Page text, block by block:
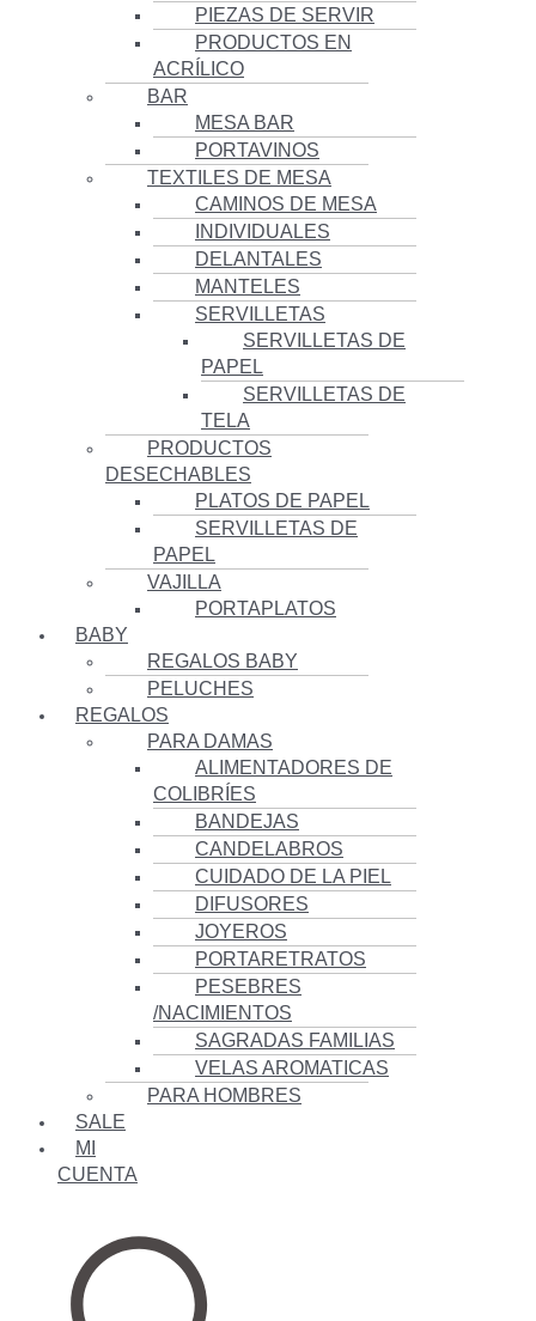
PIEZAS DE SERVIR
PRODUCTOS EN
ACRÍLICO
BAR
MESA BAR
PORTAVINOS
TEXTILES DE MESA
CAMINOS DE MESA
INDIVIDUALES
DELANTALES
MANTELES
SERVILLETAS
SERVILLETAS DE
PAPEL
SERVILLETAS DE
TELA
PRODUCTOS
DESECHABLES
PLATOS DE PAPEL
SERVILLETAS DE
PAPEL
VAJILLA
PORTAPLATOS
BABY
REGALOS BABY
PELUCHES
REGALOS
PARA DAMAS
ALIMENTADORES DE
COLIBRÍES
BANDEJAS
CANDELABROS
CUIDADO DE LA PIEL
DIFUSORES
JOYEROS
PORTARETRATOS
PESEBRES
/NACIMIENTOS
SAGRADAS FAMILIAS
VELAS AROMATICAS
PARA HOMBRES
SALE
MI
CUENTA